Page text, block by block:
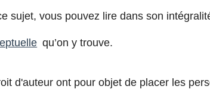
sujet, vous pouvez lire dans son
qu’on y trouve.
d'auteur ont pour objet de placer les